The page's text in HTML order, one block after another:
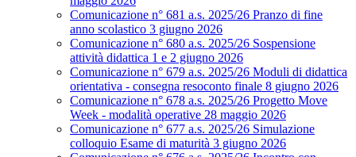
Comunicazione n° 681 a.s. 2025/26 Pranzo di fine
anno scolastico 3 giugno 2026
Comunicazione n° 680 a.s. 2025/26 Sospensione
attività didattica 1 e 2 giugno 2026
Comunicazione n° 679 a.s. 2025/26 Moduli di didattica
orientativa - consegna resoconto finale 8 giugno 2026
Comunicazione n° 678 a.s. 2025/26 Progetto Move
Week - modalità operative 28 maggio 2026
Comunicazione n° 677 a.s. 2025/26 Simulazione
colloquio Esame di maturità 3 giugno 2026